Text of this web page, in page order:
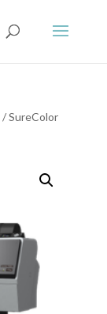
/ SureColor